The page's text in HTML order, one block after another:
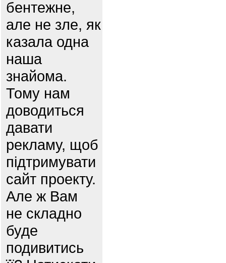
бентежне,
але не зле, як
казала одна
наша
знайома.
Тому нам
доводиться
давати
рекламу, щоб
підтримувати
сайт проекту.
Але ж Вам
не складно
буде
подивитись